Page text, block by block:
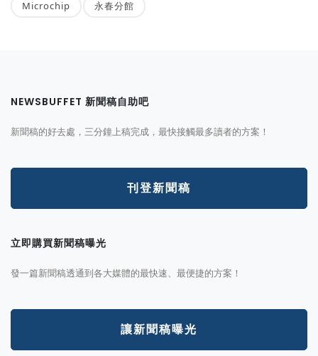
Microchip 永春分館
NEWSBUFFET 新聞稿自助吧
新聞稿的好去處，三分鐘上稿完成，最快接觸最多讀者的方案！
刊登新聞稿
立即購買新聞稿曝光
發一篇新聞稿透通到各大媒體的最快速、最便捷的方案！
讓新聞稿曝光